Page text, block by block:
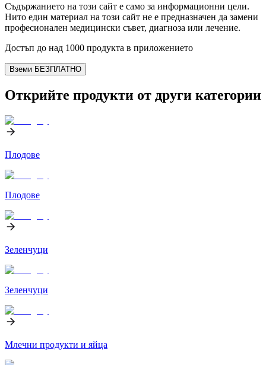
Съдържанието на този сайт е само за информационни цели.
Нито един материал на този сайт не е предназначен да замени
професионален медицински съвет, диагноза или лечение.
Достъп до над 1000 продукта в приложението
Вземи БЕЗПЛАТНО
Открийте продукти от други категории
Плодове
Плодове
Зеленчуци
Зеленчуци
Млечни продукти и яйца